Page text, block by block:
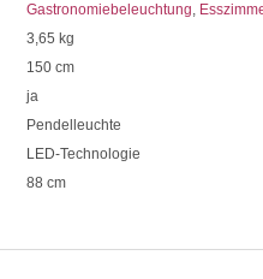
Gastronomiebeleuchtung,
3,65 kg
150 cm
ja
Pendelleuchte
LED-Technologie
88 cm